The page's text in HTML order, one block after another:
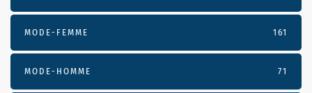
MODE-FEMME 161
MODE-HOMME 71